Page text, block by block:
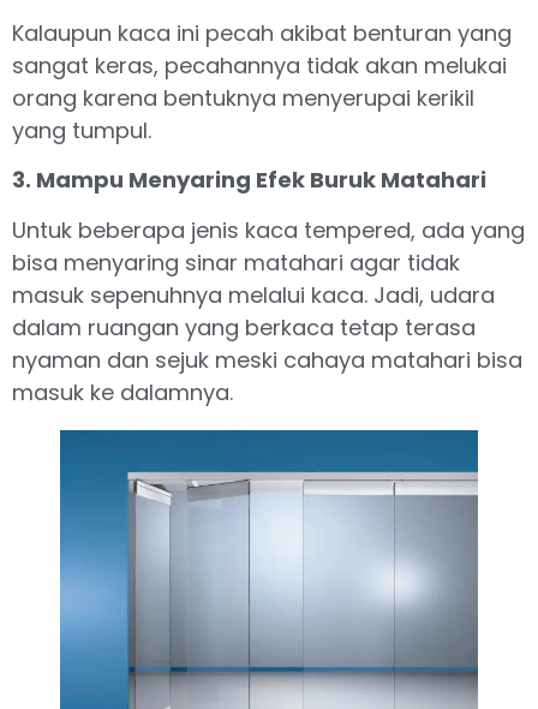
Kalaupun kaca ini pecah akibat benturan yang
sangat keras, pecahannya tidak akan melukai
orang karena bentuknya menyerupai kerikil
yang tumpul.
3. Mampu Menyaring Efek Buruk Matahari
Untuk beberapa jenis kaca tempered, ada yang
bisa menyaring sinar matahari agar tidak
masuk sepenuhnya melalui kaca. Jadi, udara
dalam ruangan yang berkaca tetap terasa
nyaman dan sejuk meski cahaya matahari bisa
masuk ke dalamnya.